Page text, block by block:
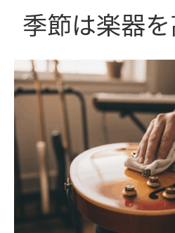
季節は楽器を